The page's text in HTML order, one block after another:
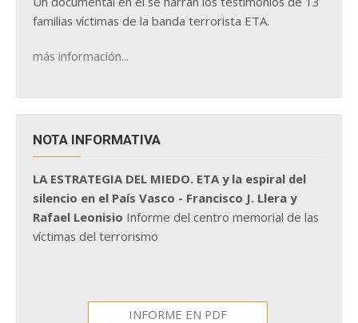
familias víctimas de la banda terrorista ETA.
más información...
NOTA INFORMATIVA
LA ESTRATEGIA DEL MIEDO. ETA y la espiral del
silencio en el País Vasco - Francisco J. Llera y
Rafael Leonisio Informe del centro memorial de las
víctimas del terrorismo
INFORME EN PDF